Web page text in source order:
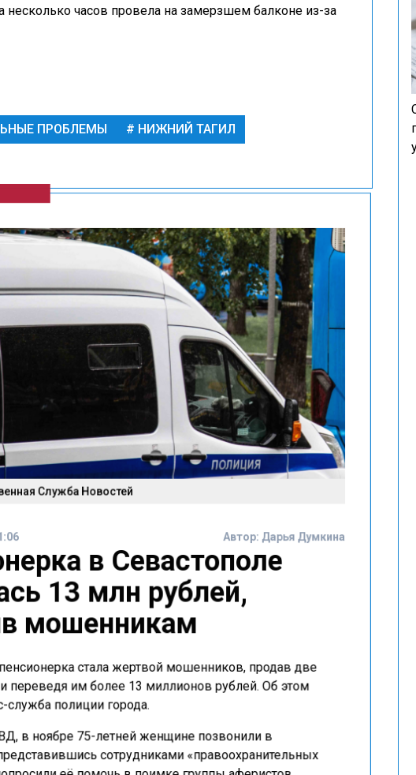
несколько часов провела на замерзшем балконе из-за
ПРОБЛЕМЫ НИЖНИЙ ТАГИЛ
Служба Новостей
Автор: Дарья Думкина
в Севастополе
13 млн рублей,
мошенникам
стала жертвой мошенников, продав две
переведя им более 13 миллионов рублей. Об этом
служба полиции города.
в ноябре 75-летней женщине позвонили в
сотрудниками «правоохранительных